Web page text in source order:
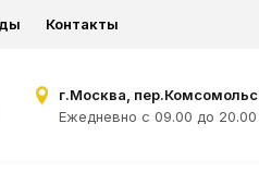
Контакты
г.Москва,
Ежедневно с 09.00 до 20.00